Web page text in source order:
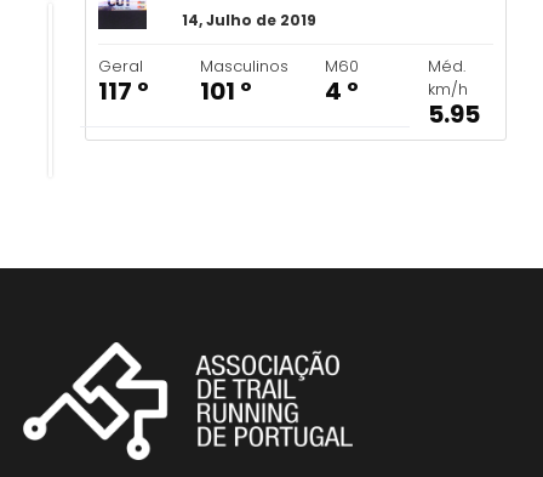
14, Julho de 2019
Geral
117 º
Masculinos
101 º
M60
4 º
Méd.
km/h
5.95